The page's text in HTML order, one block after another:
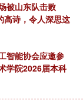
被山东队击败
高诗，令人深思这
智能协会应邀参
学院2026届本科